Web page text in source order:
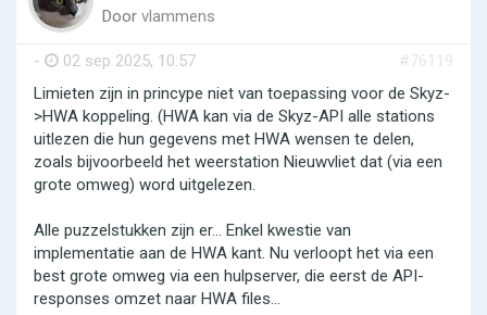
Door vlammens
- 02 sep 2025, 10:57
#76119
Limieten zijn in princype niet van toepassing voor de Skyz-
>HWA koppeling. (HWA kan via de Skyz-API alle stations
uitlezen die hun gegevens met HWA wensen te delen,
zoals bijvoorbeeld het weerstation Nieuwvliet dat (via een
grote omweg) word uitgelezen.
Alle puzzelstukken zijn er... Enkel kwestie van
implementatie aan de HWA kant. Nu verloopt het via een
best grote omweg via een hulpserver, die eerst de API-
responses omzet naar HWA files...